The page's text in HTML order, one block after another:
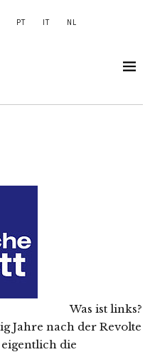
PT IT NL
Was ist links?
Jahre nach der Revolte
eigentlich die